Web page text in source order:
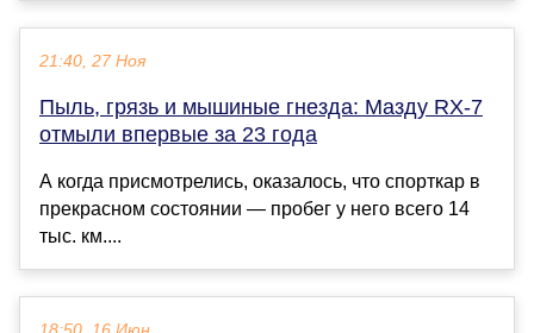
21:40, 27 Ноя
Пыль, грязь и мышиные гнезда: Мазду RX-7
отмыли впервые за 23 года
А когда присмотрелись, оказалось, что спорткар в
прекрасном состоянии — пробег у него всего 14
тыс. км....